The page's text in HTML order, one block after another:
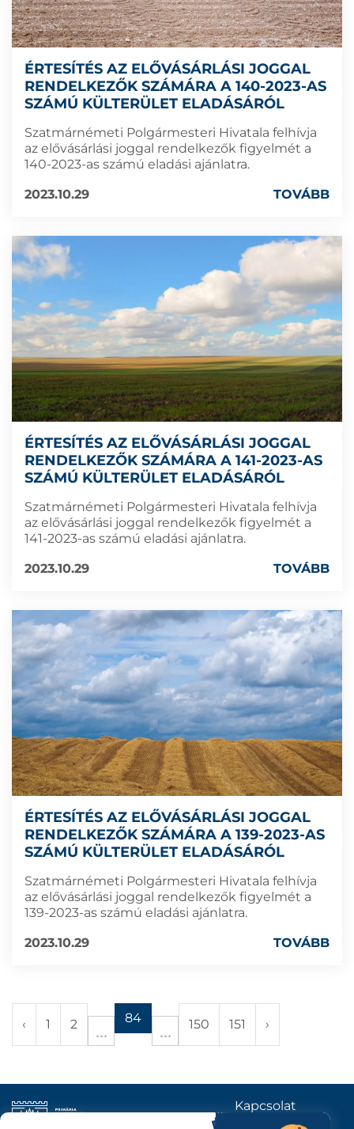
ÉRTESÍTÉS AZ ELŐVÁSÁRLÁSI JOGGAL
RENDELKEZŐK SZÁMÁRA A 140-2023-AS
SZÁMÚ KÜLTERÜLET ELADÁSÁRÓL
Szatmárnémeti Polgármesteri Hivatala felhívja
az elővásárlási joggal rendelkezők figyelmét a
140-2023-as számú eladási ajánlatra.
2023.10.29
TOVÁBB
ÉRTESÍTÉS AZ ELŐVÁSÁRLÁSI JOGGAL
RENDELKEZŐK SZÁMÁRA A 141-2023-AS
SZÁMÚ KÜLTERÜLET ELADÁSÁRÓL
Szatmárnémeti Polgármesteri Hivatala felhívja
az elővásárlási joggal rendelkezők figyelmét a
141-2023-as számú eladási ajánlatra.
2023.10.29
TOVÁBB
ÉRTESÍTÉS AZ ELŐVÁSÁRLÁSI JOGGAL
RENDELKEZŐK SZÁMÁRA A 139-2023-AS
SZÁMÚ KÜLTERÜLET ELADÁSÁRÓL
Szatmárnémeti Polgármesteri Hivatala felhívja
az elővásárlási joggal rendelkezők figyelmét a
139-2023-as számú eladási ajánlatra.
2023.10.29
TOVÁBB
‹ 1 2 84 150 151 ›
Kapcsolat